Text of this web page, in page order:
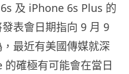
及 iPhone 6s Plus 的
表會日期指向 9 月 9
最近有美國傳媒就深
確極有可能會在當日